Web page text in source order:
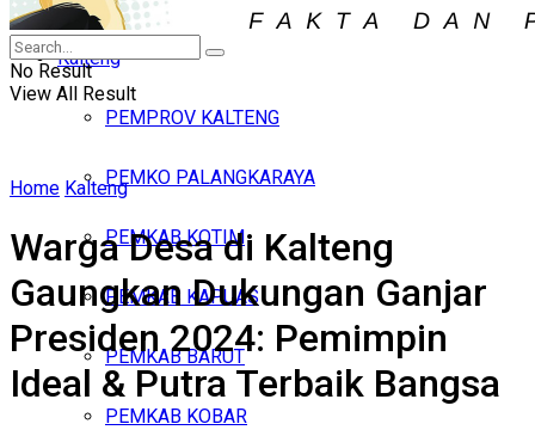
Iklan
Minggu, Agustus 9, 2026
Kalteng
PEMPROV KALTENG
PEMKO PALANGKARAYA
PEMKAB KOTIM
PEMKAB KAPUAS
PEMKAB BARUT
PEMKAB KOBAR
No Result
View All Result
Home Kalteng
Warga Desa di Kalteng
Gaungkan Dukungan Ganjar
Presiden 2024: Pemimpin
Ideal & Putra Terbaik Bangsa